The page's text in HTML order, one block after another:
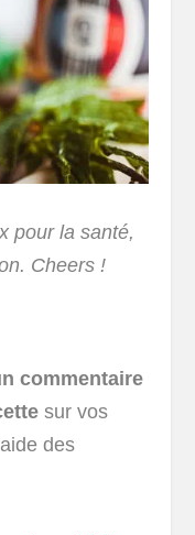
pour la santé,
Cheers !
commentaire
sur vos
des